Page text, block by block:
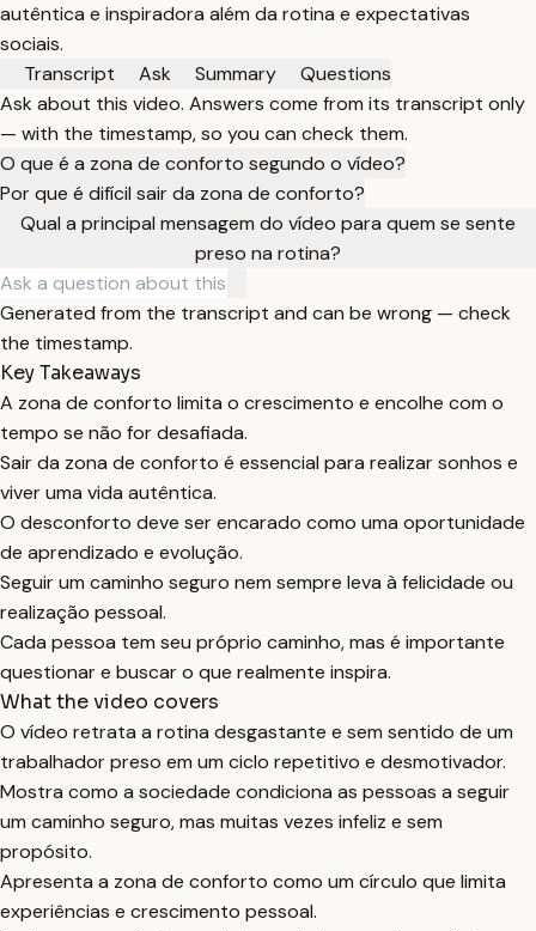
autêntica e inspiradora além da rotina e expectativas
sociais.
Transcript
Ask Summary
Questions
Ask about this video. Answers come from its transcript only
— with the timestamp, so you can check them.
O que é a zona de conforto segundo o vídeo?
Por que é difícil sair da zona de conforto?
Qual a principal mensagem do vídeo para quem se sente
preso na rotina?
Generated from the transcript and can be wrong — check
the timestamp.
Key Takeaways
A zona de conforto limita o crescimento e encolhe com o
tempo se não for desafiada.
Sair da zona de conforto é essencial para realizar sonhos e
viver uma vida autêntica.
O desconforto deve ser encarado como uma oportunidade
de aprendizado e evolução.
Seguir um caminho seguro nem sempre leva à felicidade ou
realização pessoal.
Cada pessoa tem seu próprio caminho, mas é importante
questionar e buscar o que realmente inspira.
What the video covers
O vídeo retrata a rotina desgastante e sem sentido de um
trabalhador preso em um ciclo repetitivo e desmotivador.
Mostra como a sociedade condiciona as pessoas a seguir
um caminho seguro, mas muitas vezes infeliz e sem
propósito.
Apresenta a zona de conforto como um círculo que limita
experiências e crescimento pessoal.